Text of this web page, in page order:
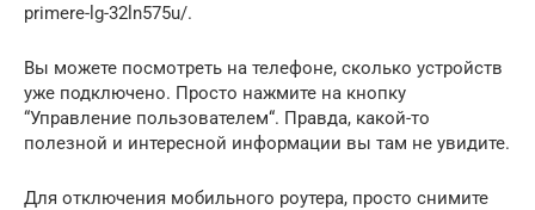
primere-lg-32ln575u/.
Вы можете посмотреть на телефоне, сколько устройств
уже подключено. Просто нажмите на кнопку
“Управление пользователем“. Правда, какой-то
полезной и интересной информации вы там не увидите.
Для отключения мобильного роутера, просто снимите